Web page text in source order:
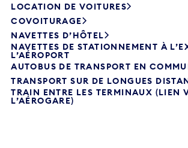
LOCATION DE VOITURES
COVOITURAGE
NAVETTES D’HÔTEL
NAVETTES DE STATIONNEMENT À
L’AÉROPORT
AUTOBUS DE TRANSPORT EN
TRANSPORT SUR DE LONGUES
TRAIN ENTRE LES TERMINAUX (LIEN
L’AÉROGARE)